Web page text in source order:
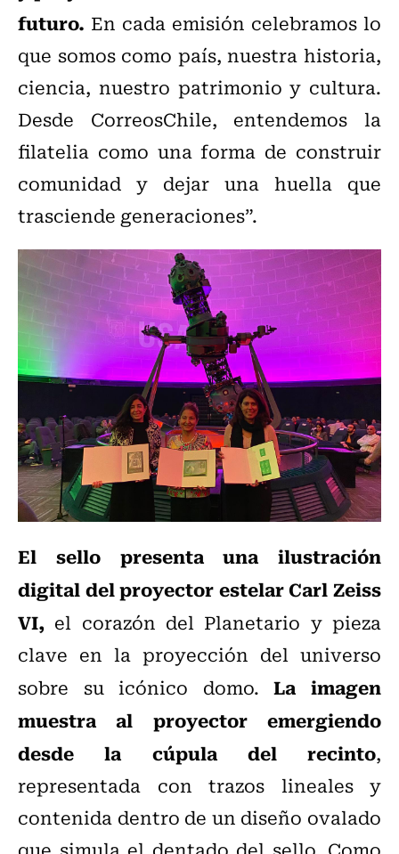
futuro. En cada emisión celebramos lo
que somos como país, nuestra historia,
ciencia, nuestro patrimonio y cultura.
Desde CorreosChile, entendemos la
filatelia como una forma de construir
comunidad y dejar una huella que
trasciende generaciones”.
El sello presenta una ilustración
digital del proyector estelar Carl Zeiss
VI, el corazón del Planetario y pieza
clave en la proyección del universo
sobre su icónico domo. La imagen
muestra al proyector emergiendo
desde la cúpula del recinto,
representada con trazos lineales y
contenida dentro de un diseño ovalado